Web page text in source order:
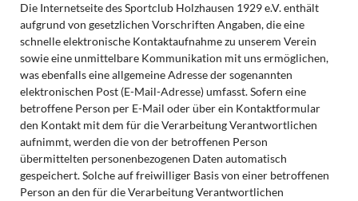
Die Internetseite des Sportclub Holzhausen 1929 e.V. enthält
aufgrund von gesetzlichen Vorschriften Angaben, die eine
schnelle elektronische Kontaktaufnahme zu unserem Verein
sowie eine unmittelbare Kommunikation mit uns ermöglichen,
was ebenfalls eine allgemeine Adresse der sogenannten
elektronischen Post (E-Mail-Adresse) umfasst. Sofern eine
betroffene Person per E-Mail oder über ein Kontaktformular
den Kontakt mit dem für die Verarbeitung Verantwortlichen
aufnimmt, werden die von der betroffenen Person
übermittelten personenbezogenen Daten automatisch
gespeichert. Solche auf freiwilliger Basis von einer betroffenen
Person an den für die Verarbeitung Verantwortlichen